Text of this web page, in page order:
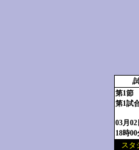
第1節
第1試
03月
18時00
スタ